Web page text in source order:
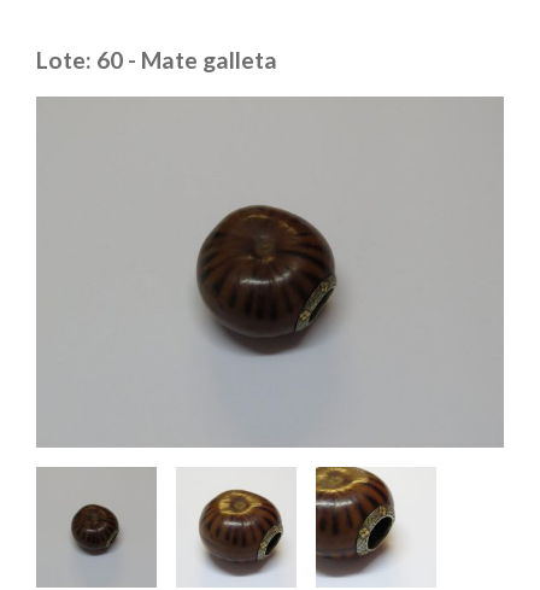
Lote: 60 - Mate galleta